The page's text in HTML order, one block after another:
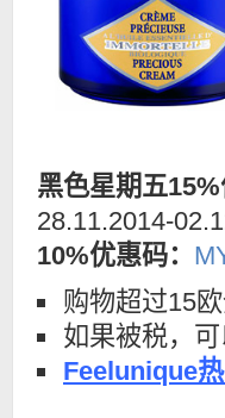
黑色星期五15%
28.11.2014-
10%优惠码：
购物超过15
如果被税，
Feelunique